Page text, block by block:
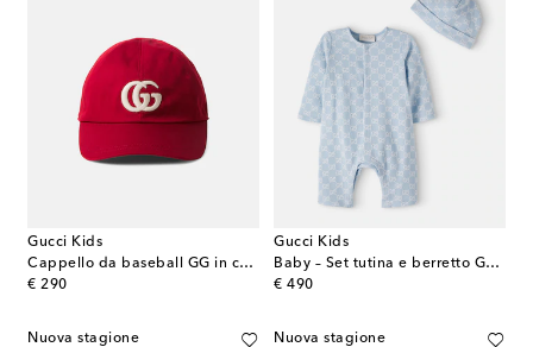
Gucci Kids
Cappello da baseball GG in cotone
€ 290
original price
Gucci Kids
Baby – Set tutina e berretto GG in cotone piqué
€ 490
original price
Nuova stagione Nuova stagione